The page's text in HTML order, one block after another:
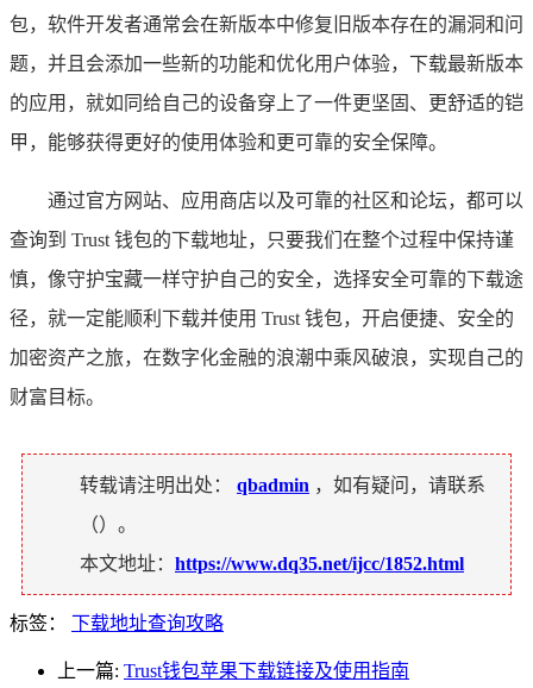
包，软件开发者通常会在新版本中修复旧版本存在的漏洞和问
题，并且会添加一些新的功能和优化用户体验，下载最新版本
的应用，就如同给自己的设备穿上了一件更坚固、更舒适的铠
甲，能够获得更好的使用体验和更可靠的安全保障。
通过官方网站、应用商店以及可靠的社区和论坛，都可以
查询到 Trust 钱包的下载地址，只要我们在整个过程中保持谨
慎，像守护宝藏一样守护自己的安全，选择安全可靠的下载途
径，就一定能顺利下载并使用 Trust 钱包，开启便捷、安全的
加密资产之旅，在数字化金融的浪潮中乘风破浪，实现自己的
财富目标。
转载请注明出处： qbadmin ，如有疑问，请联系
（）。
本文地址： https://www.dq35.net/ijcc/1852.html
标签： 下载地址查询攻略
上一篇: Trust钱包苹果下载链接及使用指南